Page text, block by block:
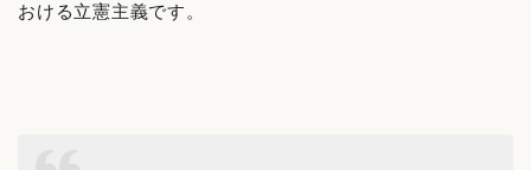
おける立憲主義です。